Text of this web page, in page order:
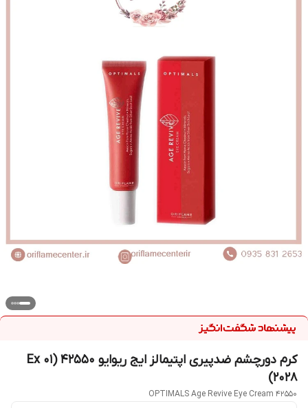
کرم دورچشم ضدپیری اپتیمالز ایج ریوایو 42550 (Ex 01
2028)
OPTIMALS Age Revive Eye Cream 42550